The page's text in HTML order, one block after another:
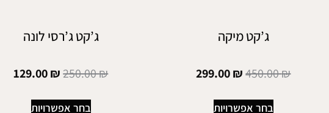
ג’קט מיקה
450.00₪
299.00₪
בחר אפשרויות
ג’קט ג’רסי לונה
250.00₪
129.00₪
בחר אפשרויות